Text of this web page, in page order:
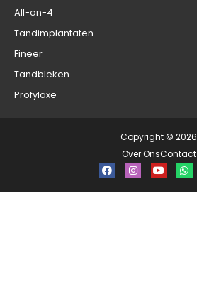
All-on-4
Tandimplantaten
Fineer
Tandbleken
Profylaxe
Copyright © 2026
Over OnsContact